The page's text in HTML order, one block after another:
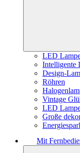
LED
Intelligente
Design-
Röhren
Vintage
LED
Große
Mit